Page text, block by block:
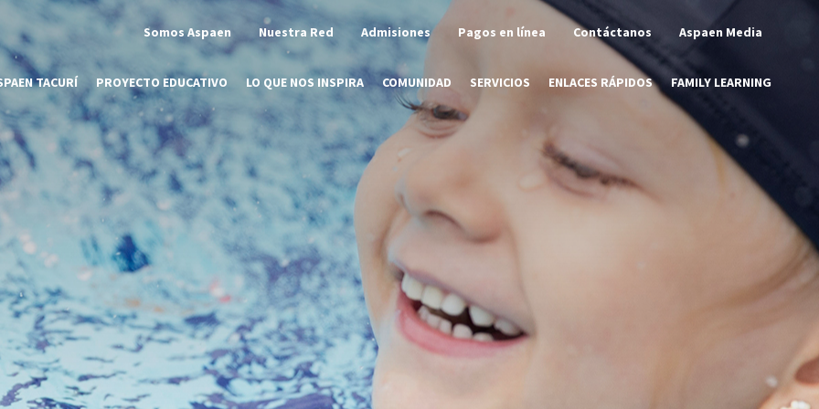
Somos Aspaen Nuestra Red Admisiones Pagos en línea Contáctanos Aspaen Media
TACURÍ PROYECTO EDUCATIVO LO QUE NOS INSPIRA COMUNIDAD SERVICIOS ENLACES RÁPIDOS FAMILY LEARNING